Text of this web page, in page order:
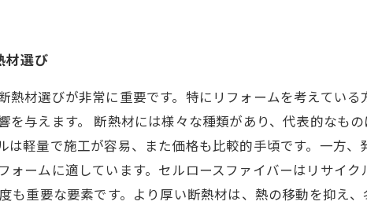
材選び
熱材選びが非常に重要です。特にリフォームを考えてい
を与えます。 断熱材には様々な種類があり、代表的なも
は軽量で施工が容易、また価格も比較的手頃です。一方
ォームに適しています。セルロースファイバーはリサイ
も重要な要素です。より厚い断熱材は、熱の移動を抑え